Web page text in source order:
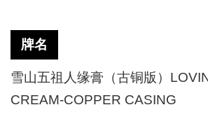
牌名
雪山五祖人缘膏（古铜版）
CREAM-COPPER CASING